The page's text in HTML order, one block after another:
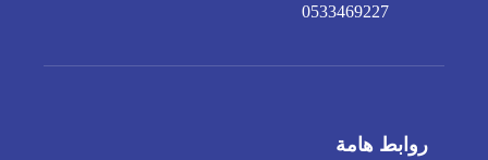
0533469227
روابط هامة